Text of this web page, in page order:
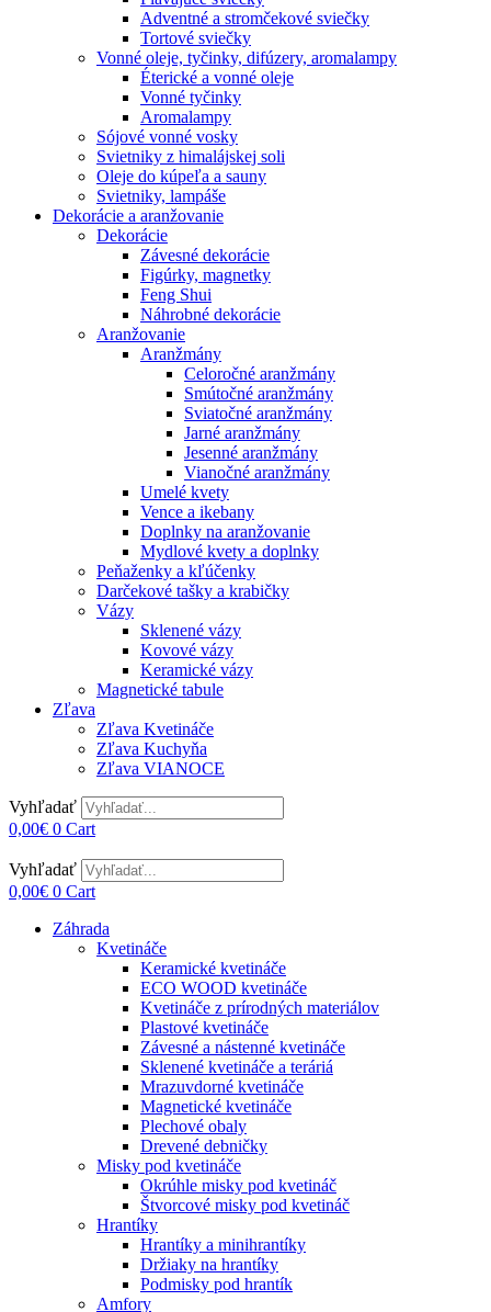
Adventné a stromčekové sviečky
Tortové sviečky
Vonné oleje, tyčinky, difúzery, aromalampy
Éterické a vonné oleje
Vonné tyčinky
Aromalampy
Sójové vonné vosky
Svietniky z himalájskej soli
Oleje do kúpeľa a sauny
Svietniky, lampáše
Dekorácie a aranžovanie
Dekorácie
Závesné dekorácie
Figúrky, magnetky
Feng Shui
Náhrobné dekorácie
Aranžovanie
Aranžmány
Celoročné aranžmány
Smútočné aranžmány
Sviatočné aranžmány
Jarné aranžmány
Jesenné aranžmány
Vianočné aranžmány
Umelé kvety
Vence a ikebany
Doplnky na aranžovanie
Mydlové kvety a doplnky
Peňaženky a kľúčenky
Darčekové tašky a krabičky
Vázy
Sklenené vázy
Kovové vázy
Keramické vázy
Magnetické tabule
Zľava
Zľava Kvetináče
Zľava Kuchyňa
Zľava VIANOCE
Vyhľadať
0,00€ 0 Cart
Vyhľadať
0,00€ 0 Cart
Záhrada
Kvetináče
Keramické kvetináče
ECO WOOD kvetináče
Kvetináče z prírodných materiálov
Plastové kvetináče
Závesné a nástenné kvetináče
Sklenené kvetináče a teráriá
Mrazuvdorné kvetináče
Magnetické kvetináče
Plechové obaly
Drevené debničky
Misky pod kvetináče
Okrúhle misky pod kvetináč
Štvorcové misky pod kvetináč
Hrantíky
Hrantíky a minihrantíky
Držiaky na hrantíky
Podmisky pod hrantík
Amfory